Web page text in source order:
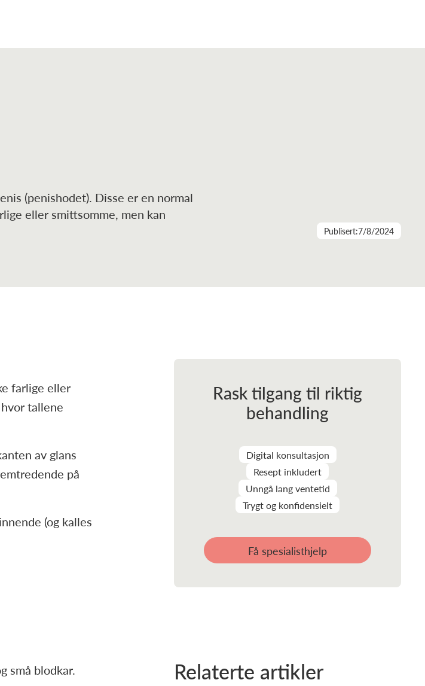
(penishodet). Disse er en normal
eller smittsomme, men kan
Publisert:7/8/2024
farlige eller
tallene
av glans
på
(og kalles
små blodkar.
Rask tilgang til riktig
behandling
Digital konsultasjon
Resept inkludert
Unngå lang ventetid
Trygt og konfidensielt
Få spesialisthjelp
Relaterte artikler